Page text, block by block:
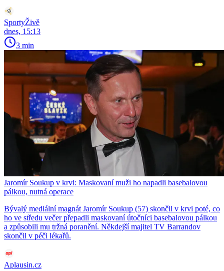
SportyŽivě
dnes, 15:13
3 min
Jaromír Soukup v krvi: Maskovaní muži ho napadli basebalovou
pálkou, nutná operace
Bývalý mediální magnát Jaromír Soukup (57) skončil v krvi poté, co
ho ve středu večer přepadli maskovaní útočníci basebalovou pálkou
a způsobili mu tržná poranění. Někdejší majitel TV Barrandov
skončil v péči lékařů.
Aplausin.cz